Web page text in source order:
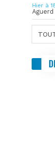
Hier à